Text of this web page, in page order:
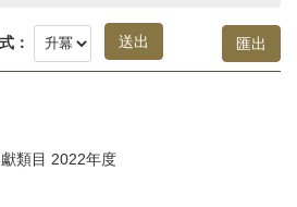
：
類目 2022年度